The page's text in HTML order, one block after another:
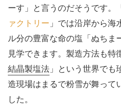
ーす」と言うのだそうです。「
ァクトリー 」では沿岸から海
ル分の豊富な命の塩「ぬちま
見学できます。製造方法も特
結晶製塩法 」という世界でも
造現場はまるで粉雪が舞って
した。